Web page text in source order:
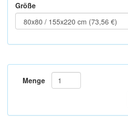
Größe
Menge